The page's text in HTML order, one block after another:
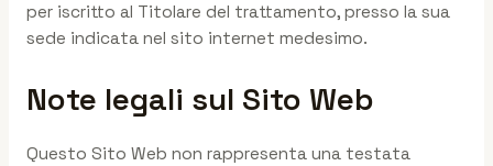
per iscritto al Titolare del trattamento, presso la sua
sede indicata nel sito internet medesimo.
Note legali sul Sito Web
Questo Sito Web non rappresenta una testata